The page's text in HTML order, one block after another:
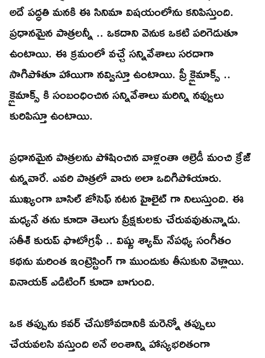
అదే పద్ధతి మనకి ఈ సినిమా విషయంలోను కనిపిస్తుంది.
ప్రధానమైన పాత్రలన్నీ .. ఒకదాని వెనుక ఒకటి పరిగెడుతూ
ఉంటాయి. ఈ క్రమంలో వచ్చే సన్నివేశాలు సరదాగా
సాగిపోతూ హాయిగా నవ్విస్తూ ఉంటాయి. ప్రీ క్లైమాక్స్ ..
క్లైమాక్స్ కి సంబంధించిన సన్నివేశాలు మరిన్ని నవ్వులు
కురిపిస్తూ ఉంటాయి.
ప్రధానమైన పాత్రలను పోషించిన వాళ్లంతా ఆల్రెడీ మంచి క్రేజ్
ఉన్నవారే. ఎవరి పాత్రలో వారు అలా ఒదిగిపోయారు.
ముఖ్యంగా బాసిల్ జోసెఫ్ నటన హైలైట్ గా నిలుస్తుంది. ఈ
మధ్యనే తను కూడా తెలుగు ప్రేక్షకులకు చేరువవుతున్నాడు.
సతీశ్ కురుప్ ఫొటోగ్రఫీ .. విష్ణు శ్యామ్ నేపథ్య సంగీతం
కథను మరింత ఇంట్రెస్టింగ్ గా ముందుకు తీసుకుని వెళ్లాయి.
వినాయక్ ఎడిటింగ్ కూడా బాగుంది.
ఒక తప్పును కవర్ చేసుకోవడానికి మరెన్నో తప్పులు
చేయవలసి వస్తుంది అనే అంశాన్ని హాస్యభరితంగా